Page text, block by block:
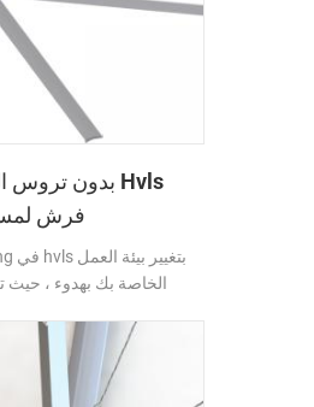
فرش
الخاصة بك بهدوء ،
في الساعة ، مما يمكن
الإنتاج والسلامة وكذلك
لك تجربة الراحة المنعشة القصوى .